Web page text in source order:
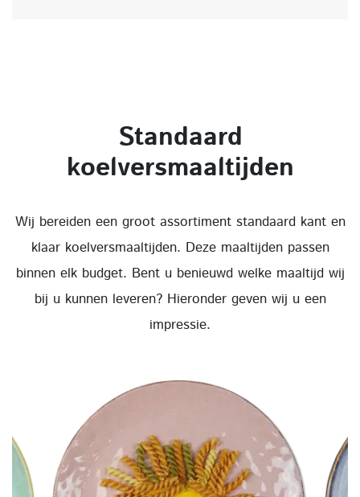
Standaard
koelversmaaltijden
Wij bereiden een groot assortiment standaard kant en
klaar koelversmaaltijden. Deze maaltijden passen
binnen elk budget. Bent u benieuwd welke maaltijd wij
bij u kunnen leveren? Hieronder geven wij u een
impressie.